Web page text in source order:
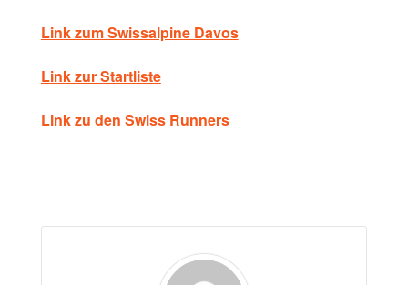
Link zum Swissalpine Davos
Link zur Startliste
Link zu den Swiss Runners